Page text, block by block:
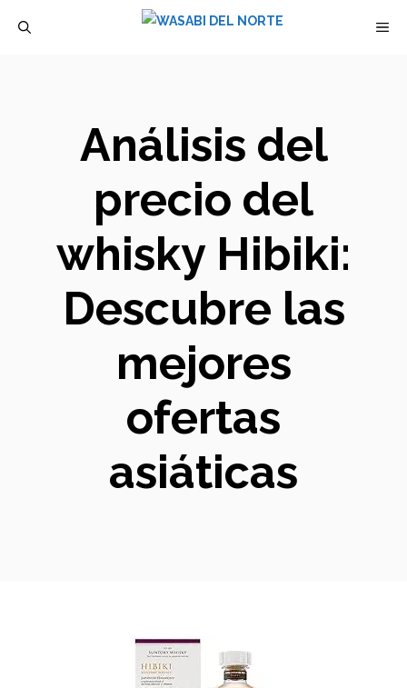
Análisis del
precio del
whisky Hibiki:
Descubre las
mejores
ofertas
asiáticas